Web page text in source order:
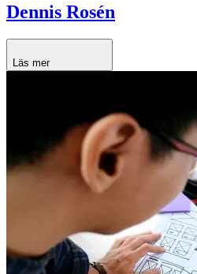
Dennis Rosén
Läs mer